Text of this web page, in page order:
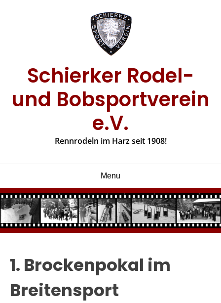
Schierker Rodel-
und Bobsportverein
e.V.
Rennrodeln im Harz seit 1908!
Menu
1. Brockenpokal im
Breitensport